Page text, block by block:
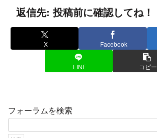
返信先: 投稿前に確認してね！
X Facebook
LINE コピー
フォーラムを検索